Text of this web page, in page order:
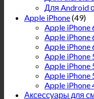
Для Android
Apple iPhone(49)
Apple iPhone
Apple iPhone
Apple iPhone
Apple iPhone
Apple iPhone
Apple iPhone
Apple iPhone
Аксессуары для